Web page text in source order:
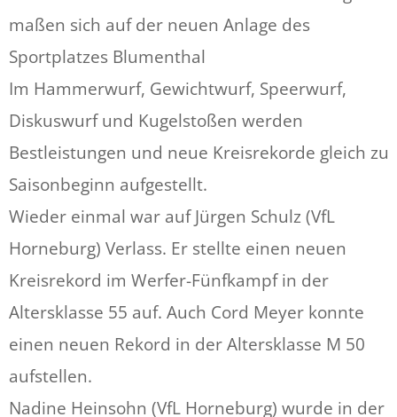
maßen sich auf der neuen Anlage des
Sportplatzes Blumenthal
Im Hammerwurf, Gewichtwurf, Speerwurf,
Diskuswurf und Kugelstoßen werden
Bestleistungen und neue Kreisrekorde gleich zu
Saisonbeginn aufgestellt.
Wieder einmal war auf Jürgen Schulz (VfL
Horneburg) Verlass. Er stellte einen neuen
Kreisrekord im Werfer-Fünfkampf in der
Altersklasse 55 auf. Auch Cord Meyer konnte
einen neuen Rekord in der Altersklasse M 50
aufstellen.
Nadine Heinsohn (VfL Horneburg) wurde in der